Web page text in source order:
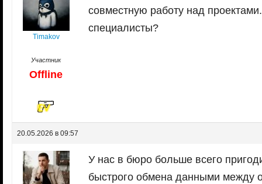
Timakov
Участник
Offline
совместную работу над
специалисты?
20.05.2026 в 09:57
У нас в бюро больше всего
быстрого обмена данными между